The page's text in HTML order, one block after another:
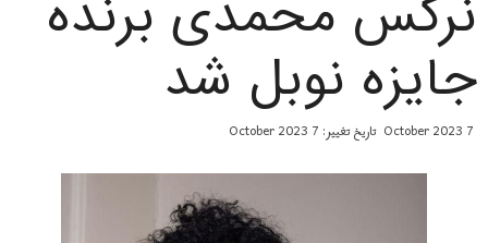
نرگس محمدی برنده
جایزه نوبل شد
7 October 2023 تاریخ تغییر: 7 October 2023